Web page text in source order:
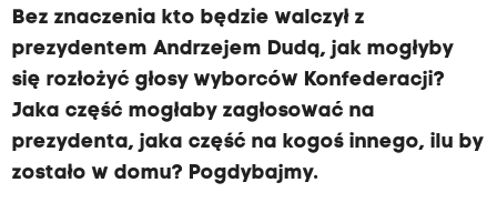
Bez znaczenia kto będzie walczył z
prezydentem Andrzejem Dudą, jak mogłyby
się rozłożyć głosy wyborców Konfederacji?
Jaka część mogłaby zagłosować na
prezydenta, jaka część na kogoś innego, ilu by
zostało w domu? Pogdybajmy.